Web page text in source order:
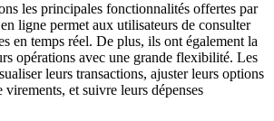
les principales fonctionnalités offertes par
ligne permet aux utilisateurs de consulter
en temps réel. De plus, ils ont également la
opérations avec une grande flexibilité. Les
leurs transactions, ajuster leurs options
virements, et suivre leurs dépenses